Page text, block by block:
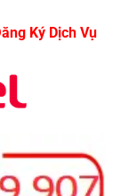
Đăng Ký Dịch Vụ